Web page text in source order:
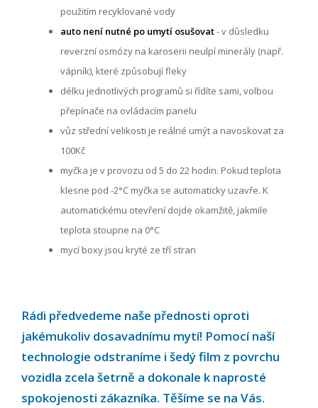
použitím recyklované vody
auto není nutné po umytí osušovat- v důsledku
reverzní osmózy na karoserii neulpí minerály (např.
vápník), které způsobují fleky
délku jednotlivých programů si řídíte sami, volbou
přepínače na ovládacím panelu
vůz střední velikosti je reálné umýt a navoskovat za
100Kč
myčka je v provozu od 5 do 22 hodin. Pokud teplota
klesne pod -2°C myčka se automaticky uzavře. K
automatickému otevření dojde okamžitě, jakmile
teplota stoupne na 0°C
mycí boxy jsou kryté ze tří stran
Rádi předvedeme naše přednosti oproti
jakémukoliv dosavadnímu mytí! Pomocí naší
technologie odstraníme i šedý film z povrchu
vozidla zcela šetrně a dokonale k naprosté
spokojenosti zákazníka. Těšíme se na Vás.